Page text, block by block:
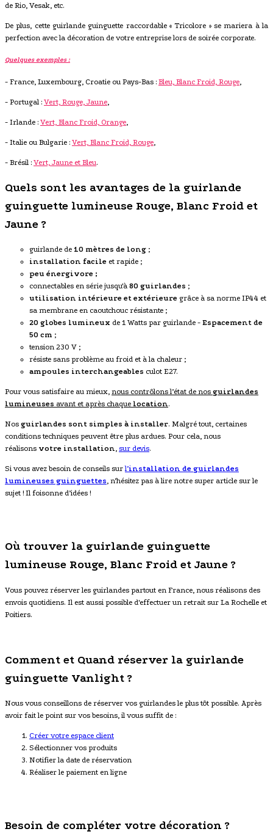
de Rio, Vesak, etc.
De plus, cette guirlande guinguette raccordable « Tricolore » se mariera à la
perfection avec la décoration de votre entreprise lors de soirée corporate.
Quelques exemples :
- France, Luxembourg, Croatie ou Pays-Bas : Bleu, Blanc Froid, Rouge
- Portugal : Vert, Rouge, Jaune
- Irlande : Vert, Blanc Froid, Orange
- Italie ou Bulgarie : Vert, Blanc Froid, Rouge
- Brésil : Vert, Jaune et Bleu.
Quels sont les avantages de la guirlande
guinguette lumineuse Rouge, Blanc Froid et
Jaune ?
guirlande de 10 mètres de long ;
installation facile et rapide ;
peu énergivore ;
connectables en série jusqu'à 80 guirlandes ;
utilisation intérieure et extérieure grâce à sa norme IP44 et
sa membrane en caoutchouc résistante ;
20 globes lumineux de 1 Watts par guirlande - Espacement de
50 cm ;
tension 230 V ;
résiste sans problème au froid et à la chaleur ;
ampoules interchangeables culot E27.
Pour vous satisfaire au mieux, nous contrôlons l’état de nos guirlandes
lumineuses avant et après chaque location.
Nos guirlandes sont simples à installer. Malgré tout, certaines
conditions techniques peuvent être plus ardues. Pour cela, nous
réalisons votre installation, sur devis.
Si vous avez besoin de conseils surl’installation de guirlandes
lumineuses guinguettes, n’hésitez pas à lire notre super article sur le
sujet ! Il foisonne d’idées !
Où trouver la guirlande guinguette
lumineuse Rouge, Blanc Froid et Jaune ?
Vous pouvez réserver les guirlandes partout en France, nous réalisons des
envois quotidiens. Il est aussi possible d'effectuer un retrait sur La Rochelle et
Poitiers.
Comment et Quand réserver la guirlande
guinguette Vanlight ?
Nous vous conseillons de réserver vos guirlandes le plus tôt possible. Après
avoir fait le point sur vos besoins, il vous suffit de :
Créer votre espace client
Sélectionner vos produits
Notifier la date de réservation
Réaliser le paiement en ligne
Besoin de compléter votre décoration ?